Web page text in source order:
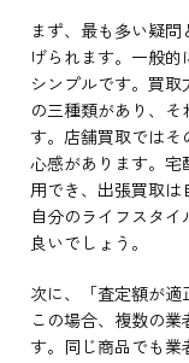
まず、最も多い疑
げられます。一般
シンプルです。買
の三種類があり、
す。店舗買取では
心感があります。宅
用でき、出張買取は
自分のライフスタ
良いでしょう。
次に、「査定額が適
この場合、複数の
す。同じ商品でも